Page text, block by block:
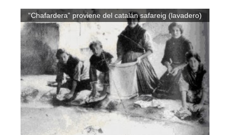
“Chafardera” proviene del catalán safareig (lavadero)